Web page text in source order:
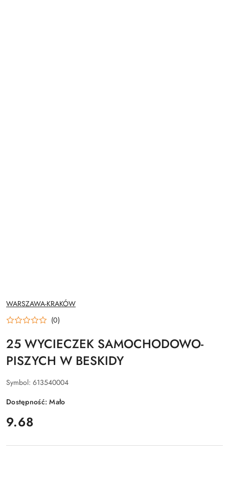
NAZWA
PRODUCENTA:
WARSZAWA-KRAKÓW
(0)
25 WYCIECZEK SAMOCHODOWO-
PISZYCH W BESKIDY
Symbol: 613540004
Dostępność:Mało
cena:
9.68